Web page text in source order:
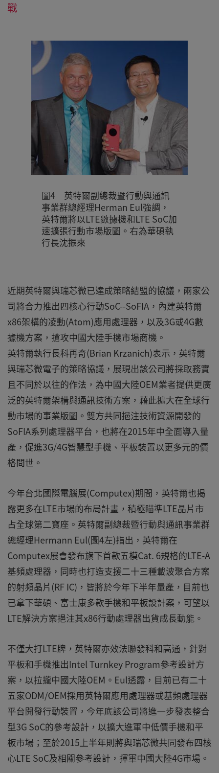
戰
圖4 英特爾副總裁暨行動與通訊
事業群總經理Herman Eul強調，
英特爾將以LTE數據機和LTE SoC加
速擴張行動市場版圖。右為華碩執
行長沈振來
近期英特爾與瑞芯微已達成策略結盟的協議，兩家公
司將合力推出四核心行動SoC--SoFIA，內建英特爾
x86架構的凌動(Atom)應用處理器，以及3G或4G數
據機方案，搶攻中國大陸手機市場商機。
英特爾執行長科再奇(Brian Krzanich)表示，英特爾
與瑞芯微電子的策略協議，展現出該公司將採取務實
且不同於以往的作法，為中國大陸OEM業者提供更廣
泛的英特爾架構與通訊技術方案，藉此擴大在全球行
動市場的事業版圖。雙方共同挹注技術資源開發的
SoFIA系列處理器平台，也將在2015年中全面導入量
產，促進3G/4G智慧型手機、平板裝置以更多元的價
格問世。
今年台北國際電腦展(Computex)期間，英特爾也揭
露更多在LTE市場的布局計畫，積極瞄準LTE晶片市
占全球第二寶座。英特爾副總裁暨行動與通訊事業群
總經理Hermann Eul(圖4左)指出，英特爾在
Computex展會發布旗下首款五模Cat. 6規格的LTE-A
基頻處理器，同時也打造支援二十三種載波聚合方案
的射頻晶片(RF IC)，皆將於今年下半年量產，目前也
已拿下華碩、富士康多款手機和平板設計案，可望以
LTE解決方案挹注其x86行動處理器出貨成長動能。
不僅大打LTE牌，英特爾亦效法聯發科和高通，針對
平板和手機推出Intel Turnkey Program參考設計方
案，以拉攏中國大陸OEM。Eul透露，目前已有二十
五家ODM/OEM採用英特爾應用處理器或基頻處理器
平台開發行動裝置，今年底該公司將進一步發表整合
型3G SoC的參考設計，以擴大進軍中低價手機和平
板市場；至於2015上半年則將與瑞芯微共同發布四核
心LTE SoC及相關參考設計，揮軍中國大陸4G市場。